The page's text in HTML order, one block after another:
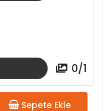
0/1
Sepete Ekle